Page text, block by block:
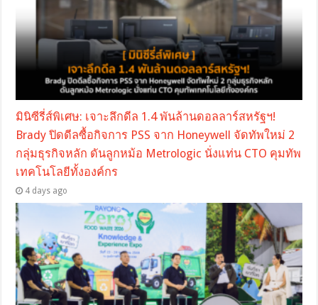
มินิซีรี่ส์พิเศษ: เจาะลึกดีล 1.4 พันล้านดอลลาร์สหรัฐฯ!
Brady ปิดดีลซื้อกิจการ PSS จาก Honeywell จัดทัพใหม่ 2
กลุ่มธุรกิจหลัก ดันลูกหม้อ Metrologic นั่งแท่น CTO คุมทัพ
เทคโนโลยีทั้งองค์กร
4 days ago